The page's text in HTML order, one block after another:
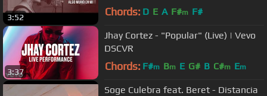
3:52 Chords: D E A F#m F#
3:37
Jhay Cortez - "Popular" (Live) | Vevo
DSCVR
Chords: F#m Bm E G# B C#m Em
Soge Culebra feat. Beret - Distancia